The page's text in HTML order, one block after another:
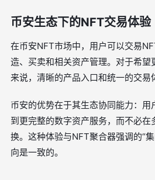
币安生态下的NFT交易体验
在币安NFT市场中，用户可以交易
造、买卖和相关资产管理。对于希望
来说，清晰的产品入口和统一的交易
币安的优势在于其生态协同能力：用
到更完整的数字资产服务，而不必在
换。这种体验与NFT聚合器强调的“
向是一致的。